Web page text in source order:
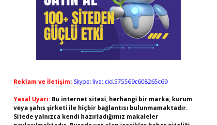
Reklam ve İletişim: Skype: live:.cid.575569c608265c69
Yasal Uyarı: Bu internet sitesi, herhangi bir marka, kurum
veya şahıs şirketi ile hiçbir bağlantısı bulunmamaktadır.
Sitede yalnızca kendi hazırladığımız makaleler